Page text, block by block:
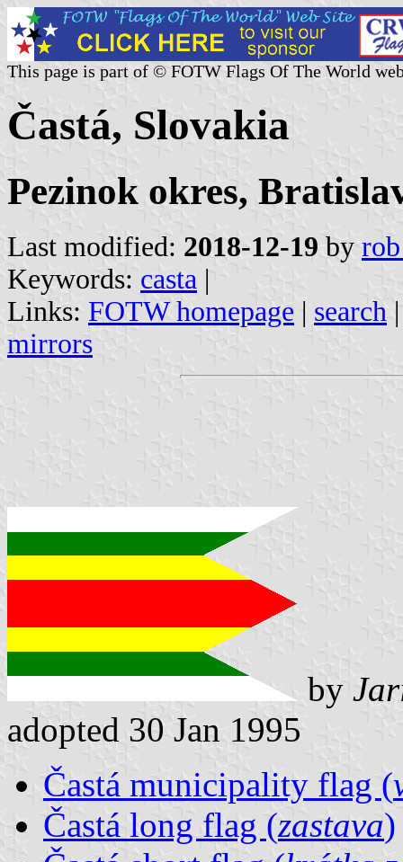
This page is part of © FOTW Flags Of The World
Častá, Slovakia
Pezinok okres,
Last modified: 2018-12-19 by
Keywords: casta |
Links: FOTW homepage | search
mirrors
by
adopted 30 Jan 1995
Častá municipality flag (
Častá long flag (zastava)